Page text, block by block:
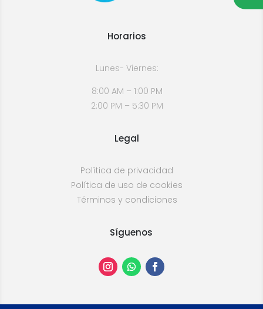
Horarios
Lunes- Viernes:
8:00 AM – 1:00 PM
2:00 PM – 5:30 PM
Legal
Política de privacidad
Política de uso de cookies
Términos y condiciones
Síguenos